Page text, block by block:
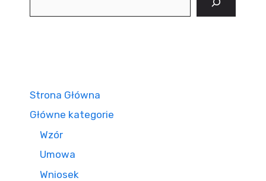
Strona Główna
Główne kategorie
Wzór
Umowa
Wniosek